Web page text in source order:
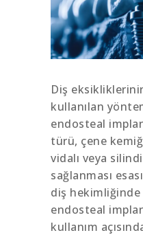
Diş
kullanılan
endosteal
türü, çene
vidalı veya
sağlanması
diş hekimliğinde
endosteal
kullanım